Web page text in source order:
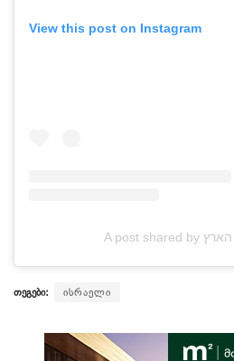
View this post on Instagram
თეგები: ისრაელი